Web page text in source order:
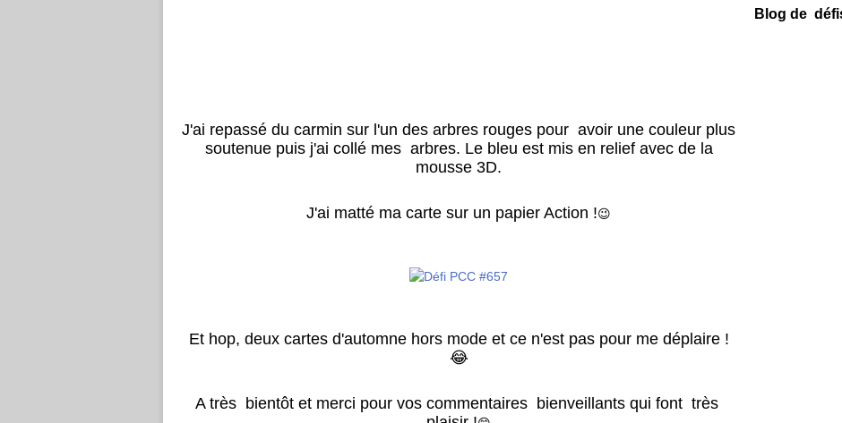
J'ai repassé du carmin sur l'un des arbres rouges pour avoir une couleur plus
soutenue puis j'ai collé mes arbres. Le bleu est mis en relief avec de la
mousse 3D.
J'ai matté ma carte sur un papier Action !😉
Et hop, deux cartes d'automne hors mode et ce n'est pas pour me déplaire !
😂
A très bientôt et merci pour vos commentaires bienveillants qui font très
Blog de